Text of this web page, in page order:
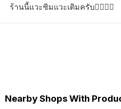
ร้านนี้แวะซิมแวะเติมครับ😵‍💫😵‍💫
Nearby Shops With